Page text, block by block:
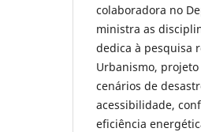
colaboradora no
ministra as
dedica à pesquisa
Urbanismo,
cenários de
acessibilidade,
eficiência